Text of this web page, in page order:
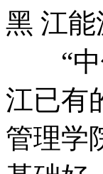
黑 江
“中
江已有
管理学